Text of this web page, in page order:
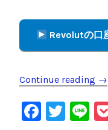
Revolutの口
Continue reading “
7
年
→
F
T
Li